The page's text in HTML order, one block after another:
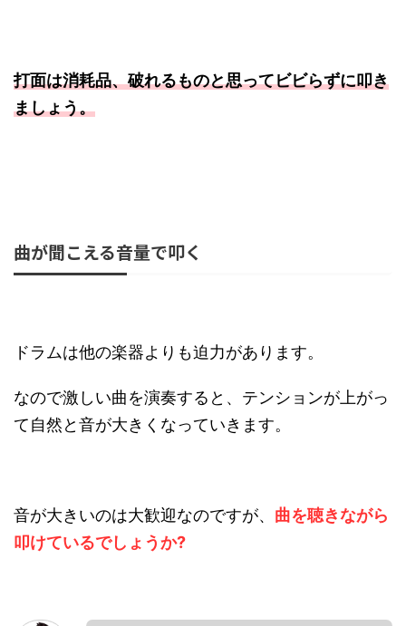
打面は消耗品、破れるものと思ってビビらずに叩き
ましょう。
曲が聞こえる音量で叩く
ドラムは他の楽器よりも迫力があります。
なので激しい曲を演奏すると、テンションが上がっ
て自然と音が大きくなっていきます。
音が大きいのは大歓迎なのですが、 曲を聴きながら
叩けているでしょうか?